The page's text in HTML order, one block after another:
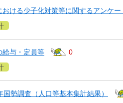
おける少子化対策等に関するアンケ
給与・定員等
0
国勢調査（人口等基本集計結果）